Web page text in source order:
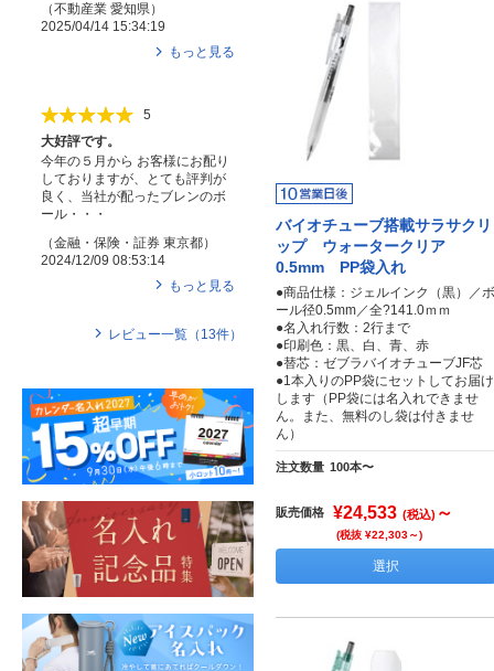
バイオチューブ搭載サラサクリ
ップ ウォータークリア
0.5mm PP袋入れ
●商品仕様：ジェルインク（黒）／ボ
ール径0.5mm／全?141.0ｍｍ
●名入れ行数：2行まで
●印刷色：黒、白、青、赤
●替芯：ゼブラバイオチューブJF芯
●1本入りのPP袋にセットしてお届け
します（PP袋には名入れできませ
ん。また、無料のし袋は付きませ
ん）
注文数量 100本〜
販売価格 ¥24,533 (税込) ～
(税抜 ¥22,303～)
選択
（不動産業 愛知県）
2025/04/14 15:34:19
もっと見る
5
大好評です。
今年の５月から お客様にお配り
しておりますが、とても評判が
良く、当社が配ったブレンのボ
ール・・・
（金融・保険・証券 東京都）
2024/12/09 08:53:14
もっと見る
レビュー一覧（ 13件）